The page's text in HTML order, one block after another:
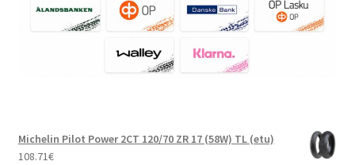
Michelin Pilot Power 2CT 120/70 ZR 17 (58W) TL (etu)
108.71€